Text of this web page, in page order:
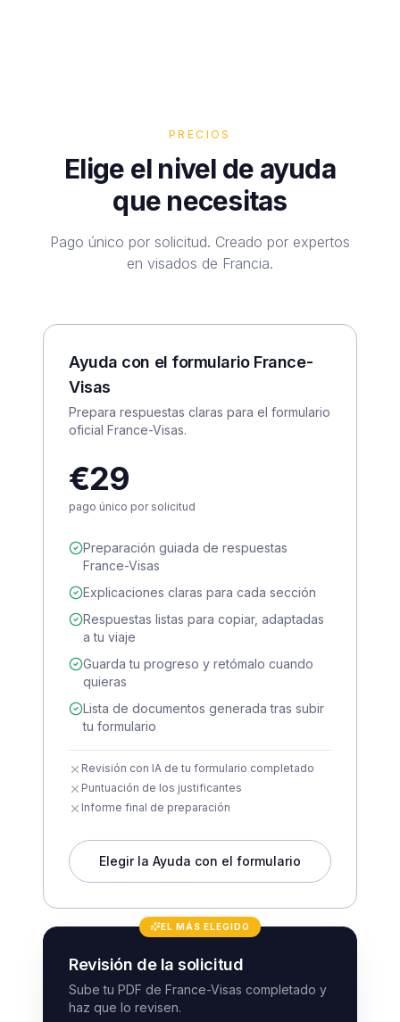
PRECIOS
Elige el nivel de ayuda
que necesitas
Pago único por solicitud. Creado por expertos
en visados de Francia.
Ayuda con el formulario France-
Visas
Prepara respuestas claras para el formulario
oficial France-Visas.
€29
pago único por solicitud
Preparación guiada de respuestas
France-Visas
Explicaciones claras para cada sección
Respuestas listas para copiar, adaptadas
a tu viaje
Guarda tu progreso y retómalo cuando
quieras
Lista de documentos generada tras subir
tu formulario
Revisión con IA de tu formulario completado
Puntuación de los justificantes
Informe final de preparación
Elegir la Ayuda con el formulario
EL MÁS ELEGIDO
Revisión de la solicitud
Sube tu PDF de France-Visas completado y
haz que lo revisen.